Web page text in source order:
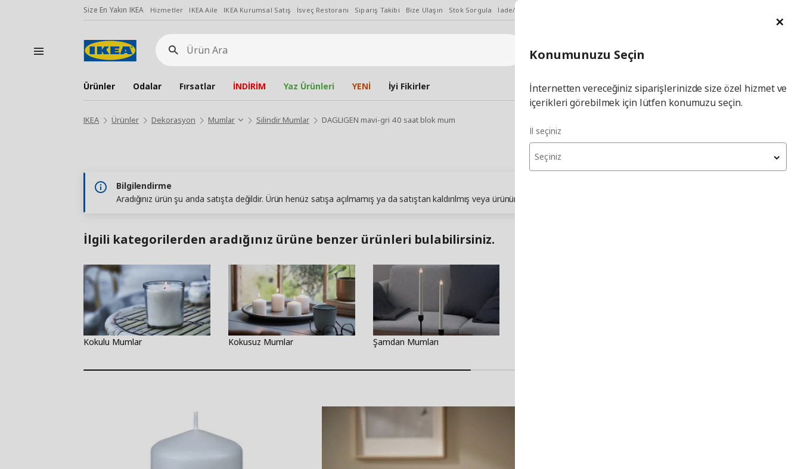
Size En Yakın IKEA Hizmetler IKEA Aile IKEA Kurumsal Satış İsveç Restoranı Sipariş Takibi Bize Ulaşın Stok Sorgula İade/Değişim Talebi
Ürün
Ara
İl Seçiniz İl
Hej! Üye Girişi / Üye Ol
Ürünler Odalar Fırsatlar İNDİRİM Yaz Ürünleri YENİ İyi Fikirler
IKEA Ürünler Dekorasyon Mumlar Silindir Mumlar DAGLIGEN mavi-gri 40 saat blok mum
Bilgilendirme
Aradığınız ürün şu anda satışta değildir. Ürün henüz satışa açılmamış ya da satıştan kaldırılmış veya ürünün stokları tükenmiş olabilir. Lütfen daha sonra yeniden deneyin.
İlgili kategorilerden aradığınız ürüne benzer ürünleri bulabilirsiniz.
Kokulu Mumlar Kokusuz Mumlar Şamdan Mumları
Konumunuzu Seçin
İnternetten vereceğiniz siparişlerinizde size özel hizmet ve
içerikleri görebilmek için lütfen konumuzu seçin.
İl seçiniz
Seçiniz